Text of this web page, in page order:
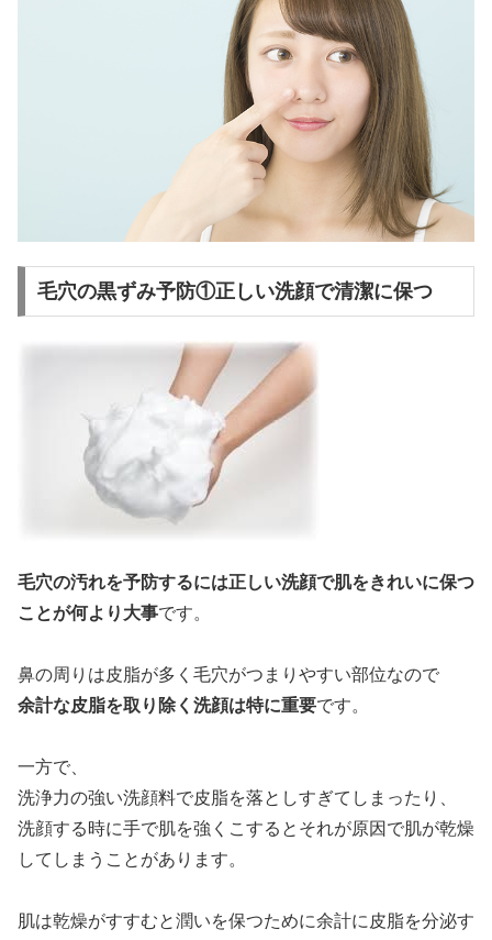
毛穴の黒ずみ予防①正しい洗顔で清潔に保つ
毛穴の汚れを予防するには正しい洗顔で肌をきれいに保つ
ことが何より大事です。
鼻の周りは皮脂が多く毛穴がつまりやすい部位なので
余計な皮脂を取り除く洗顔は特に重要です。
一方で、
洗浄力の強い洗顔料で皮脂を落としすぎてしまったり、
洗顔する時に手で肌を強くこするとそれが原因で肌が乾燥
してしまうことがあります。
肌は乾燥がすすむと潤いを保つために余計に皮脂を分泌す